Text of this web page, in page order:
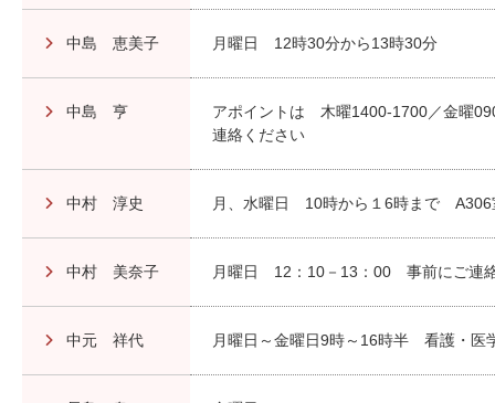
中島 恵美子 月曜日 12時30分から13時30分
中島 亨
アポイントは 木曜1400-1700／金曜
連絡ください
中村 淳史 月、水曜日 10時から１6時まで
中村 美奈子 月曜日 12：10－13：00 事前にご連
中元 祥代 月曜日～金曜日9時～16時半 看護・医